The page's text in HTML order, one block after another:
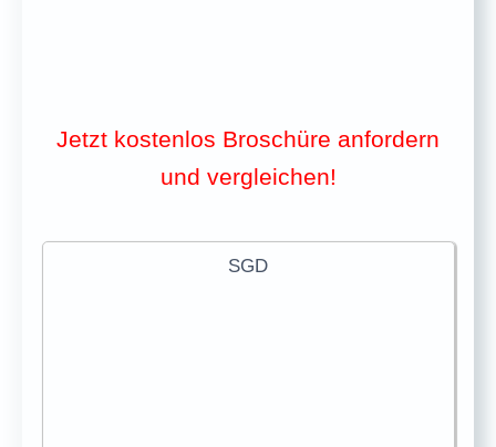
Jetzt kostenlos Broschüre anfordern
und vergleichen!
SGD